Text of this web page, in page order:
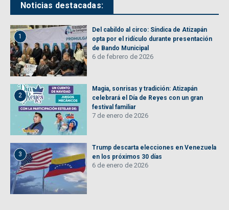
Noticias destacadas:
1
Del cabildo al circo: Síndica de Atizapán
opta por el ridículo durante presentación
de Bando Municipal
6 de febrero de 2026
2
Magia, sonrisas y tradición: Atizapán
celebrará el Día de Reyes con un gran
festival familiar
7 de enero de 2026
3
Trump descarta elecciones en Venezuela
en los próximos 30 días
6 de enero de 2026